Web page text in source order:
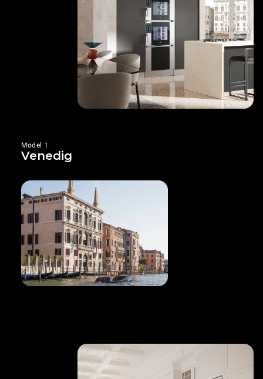
Model 1
Venedig